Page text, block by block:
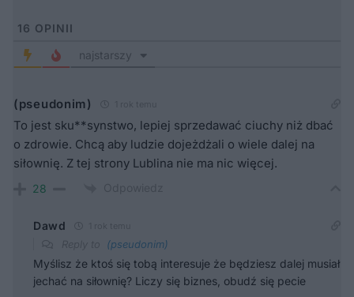
16 OPINII
najstarszy
(pseudonim)
To jest sku**synstwo, lepiej sprzedawać ciuchy niż dbać
o zdrowie. Chcą aby ludzie dojeżdżali o wiele dalej na
siłownię. Z tej strony Lublina nie ma nic więcej.
28
Dawd
(pseudonim)
Myślisz że ktoś się tobą interesuje że będziesz dalej musiał
jechać na siłownię? Liczy się biznes, obudź się pecie